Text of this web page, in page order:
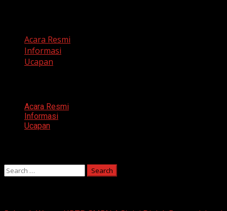
Acara Resmi
Informasi
Ucapan
Acara Resmi
Informasi
Ucapan
Search